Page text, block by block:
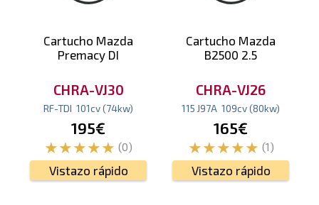
Cartucho Mazda
Premacy DI
CHRA-VJ30
RF-TDI 101cv(74kw)
195€
(0)
Vistazo rápido
Cartucho Mazda
B2500 2.5
CHRA-VJ26
115 J97A 109cv(80kw)
165€
(1)
Vistazo rápido